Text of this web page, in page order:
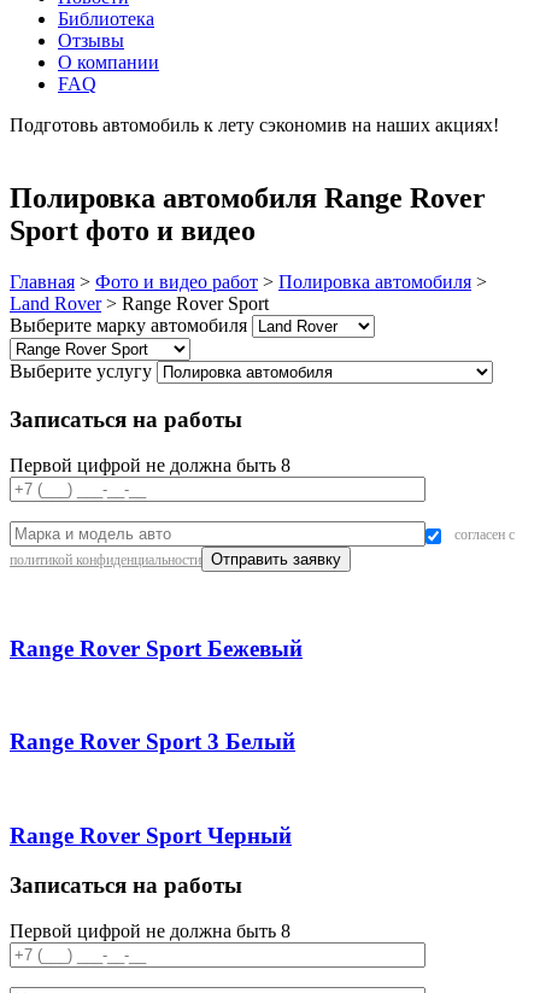
Библиотека
Отзывы
О компании
FAQ
Подготовь автомобиль к лету сэкономив на наших акциях!
Полировка автомобиля Range Rover
Sport фото и видео
Главная > Фото и видео работ > Полировка автомобиля >
Land Rover> Range Rover Sport
Выберите марку автомобиля
Выберите услугу
Записаться на работы
Первой цифрой не должна быть 8
согласен с
политикой конфиденциальности
Range Rover Sport Бежевый
Range Rover Sport 3 Белый
Range Rover Sport Черный
Записаться на работы
Первой цифрой не должна быть 8